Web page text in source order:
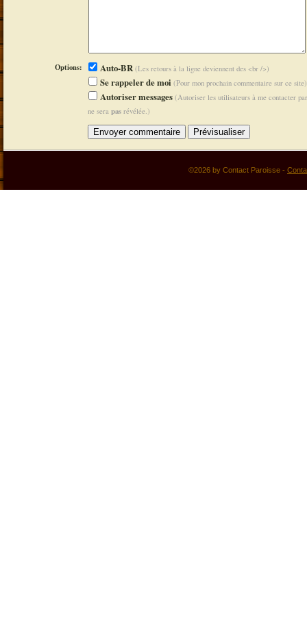
Options: Auto-BR (Les retours à la ligne deviennent des <br />)
Se rappeler de moi (Pour mon prochain commentaire sur ce site)
Autoriser messages (Autoriser les utilisateurs à me contacter
ne sera pas révélée.)
©2026 by Contact Paroisse -